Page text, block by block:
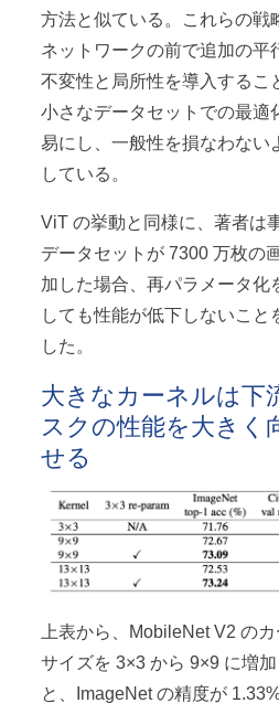
方法と似ている。これらの戦
ネットワークの前で追加の平
不変性と局所性を導入するこ
小さなデータセットでの最適
易にし、一般性を損なわない
している。
ViT の挙動と同様に、著者は
データセットが 7300 万枚の
加した場合、再パラメータ化
しても性能が低下しないこと
した。
大きなカーネルは下
スクの性能を大きく
せる
上表から、MobileNet V2 の
サイズを 3×3 から 9×9 に増
と、ImageNet の精度が